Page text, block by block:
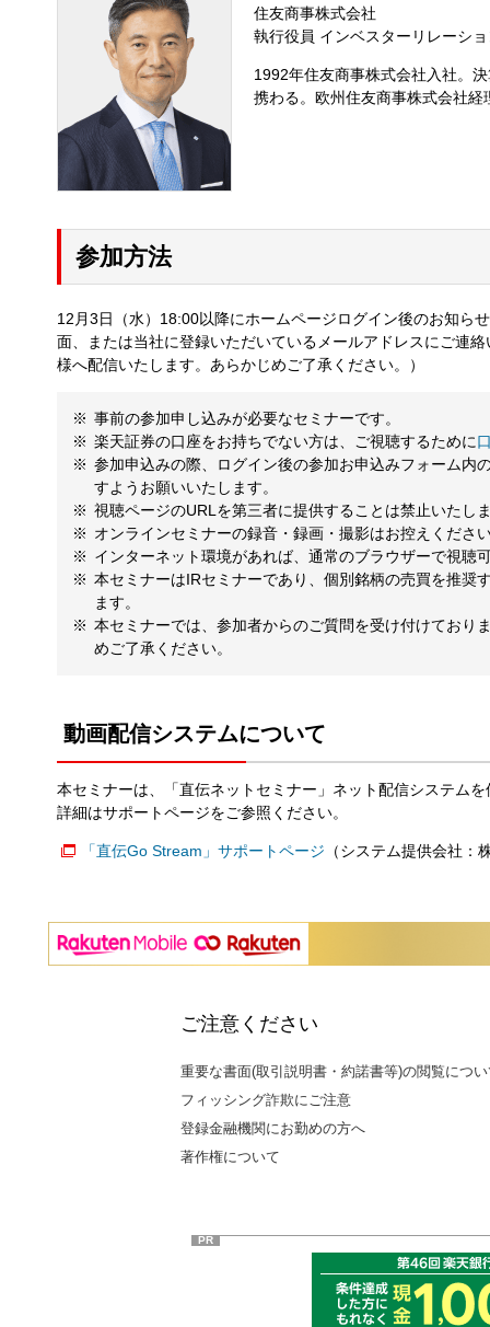
住友商事株式会社
執行役員 インベスターリレーシ
1992年住友商事株式会社入社。
携わる。欧州住友商事株式会社
参加方法
12月3日（水）18:00以降にホームページログイン後のお知
面、または当社に登録いただいているメールアドレスにご連
様へ配信いたします。あらかじめご了承ください。）
事前の参加申し込みが必要なセミナーです。
楽天証券の口座をお持ちでない方は、ご視聴するために
参加申込みの際、ログイン後の参加お申込みフォーム内
すようお願いいたします。
視聴ページのURLを第三者に提供することは禁止いたし
オンラインセミナーの録音・録画・撮影はお控えくださ
インターネット環境があれば、通常のブラウザーで視聴
本セミナーはIRセミナーであり、個別銘柄の売買を推奨
ます。
本セミナーでは、参加者からのご質問を受け付けており
めご了承ください。
動画配信システムについて
本セミナーは、「直伝ネットセミナー」ネット配信システム
詳細はサポートページをご参照ください。
「直伝Go Stream」サポートページ （システム提供会社
ご注意ください
重要な書面(取引説明書・約諾書等)の閲覧につ
フィッシング詐欺にご注意
登録金融機関にお勤めの方へ
著作権について
PR